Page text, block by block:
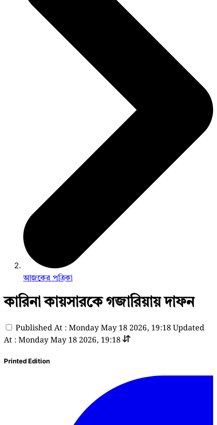
আজকের পত্রিকা
কারিনা কায়সারকে গজারিয়ায় দাফন
Published At : Monday May 18 2026, 19:18Updated
At : Monday May 18 2026, 19:18
Printed Edition